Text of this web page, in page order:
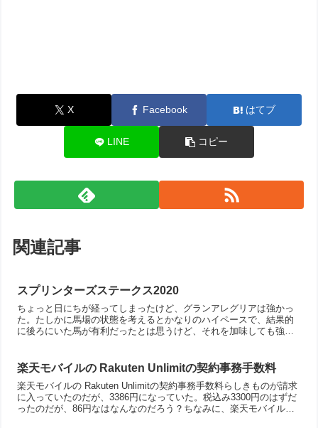
X Facebook はてブ
LINE コピー
関連記事
スプリンターズステークス2020
ちょっと日にちが経ってしまったけど、グランアレグリアは強かっ
た。たしかに馬場の状態を考えるとかなりのハイペースで、結果的
に後ろにいた馬が有利だったとは思うけど、それを加味しても強か
楽天モバイルの Rakuten Unlimitの契約事務手数料
楽天モバイルの Rakuten Unlimitの契約事務手数料らしきものが請求
に入っていたのだが、3386円になっていた。税込み3300円のはずだ
ったのだが、86円なはなんなのだろう？ちなみに、楽天モバイルか